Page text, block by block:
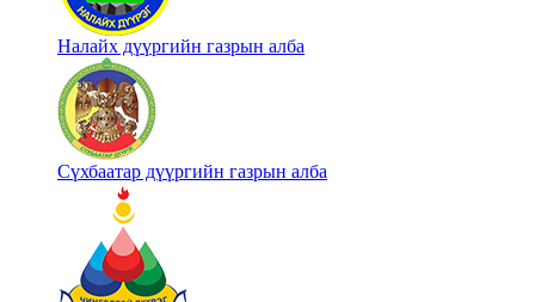
Налайх дүүргийн газрын алба
Сүхбаатар дүүргийн газрын алба